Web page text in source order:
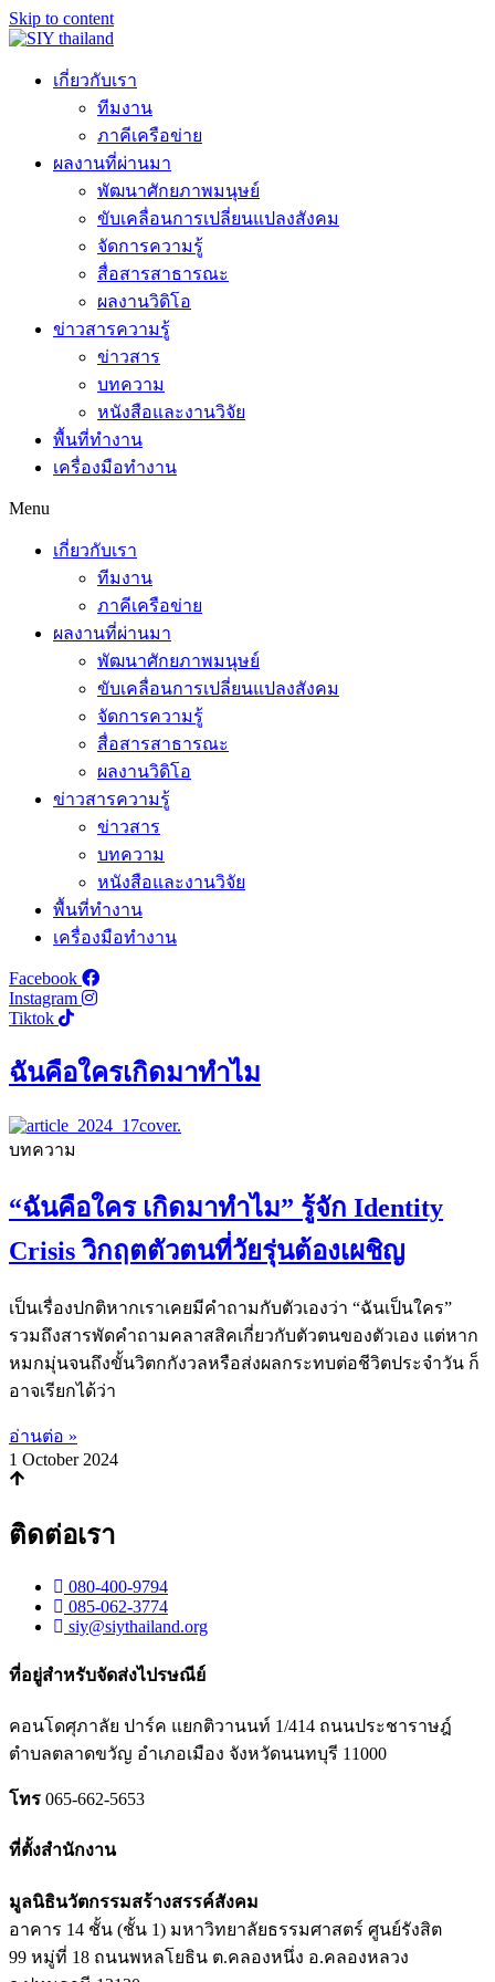
Skip to content
เกี่ยวกับเรา
ทีมงาน
ภาคีเครือข่าย
ผลงานที่ผ่านมา
พัฒนาศักยภาพมนุษย์
ขับเคลื่อนการเปลี่ยนแปลงสังคม
จัดการความรู้
สื่อสารสาธารณะ
ผลงานวิดิโอ
ข่าวสารความรู้
ข่าวสาร
บทความ
หนังสือและงานวิจัย
พื้นที่ทำงาน
เครื่องมือทำงาน
Menu
เกี่ยวกับเรา
ทีมงาน
ภาคีเครือข่าย
ผลงานที่ผ่านมา
พัฒนาศักยภาพมนุษย์
ขับเคลื่อนการเปลี่ยนแปลงสังคม
จัดการความรู้
สื่อสารสาธารณะ
ผลงานวิดิโอ
ข่าวสารความรู้
ข่าวสาร
บทความ
หนังสือและงานวิจัย
พื้นที่ทำงาน
เครื่องมือทำงาน
Facebook
Instagram
Tiktok
ฉันคือใครเกิดมาทำไม
บทความ
“ฉันคือใคร เกิดมาทำไม” รู้จัก Identity
Crisis วิกฤตตัวตนที่วัยรุ่นต้องเผชิญ
เป็นเรื่องปกติหากเราเคยมีคำถามกับตัวเองว่า “ฉันเป็นใคร”
รวมถึงสารพัดคำถามคลาสสิคเกี่ยวกับตัวตนของตัวเอง แต่หาก
หมกมุ่นจนถึงขั้นวิตกกังวลหรือส่งผลกระทบต่อชีวิตประจำวัน ก็
อาจเรียกได้ว่า
อ่านต่อ »
1 October 2024
ติดต่อเรา
080-400-9794
085-062-3774
siy@siythailand.org
ที่อยู่สำหรับจัดส่งไปรษณีย์
คอนโดศุภาลัย ปาร์ค แยกติวานนท์ 1/414 ถนนประชาราษฎ์
ตำบลตลาดขวัญ อำเภอเมือง จังหวัดนนทบุรี 11000
โทร 065-662-5653
ที่ตั้งสำนักงาน
มูลนิธินวัตกรรมสร้างสรรค์สังคม
อาคาร 14 ชั้น (ชั้น 1) มหาวิทยาลัยธรรมศาสตร์ ศูนย์รังสิต
99 หมู่ที่ 18 ถนนพหลโยธิน ต.คลองหนึ่ง อ.คลองหลวง